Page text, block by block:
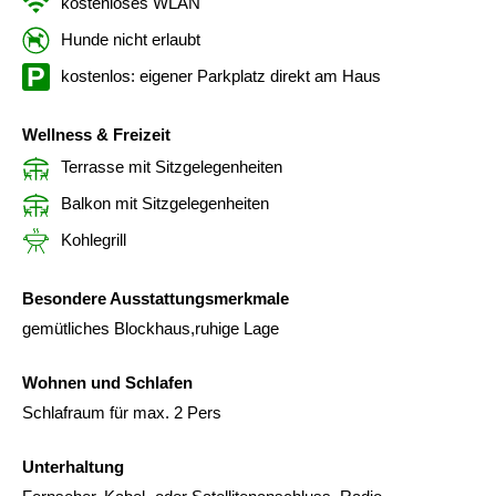
Hunde nicht erlaubt
kostenlos: eigener Parkplatz direkt am Haus
Wellness & Freizeit
Terrasse mit Sitzgelegenheiten
Balkon mit Sitzgelegenheiten
Kohlegrill
Besondere Ausstattungsmerkmale
gemütliches Blockhaus,ruhige Lage
Wohnen und Schlafen
Schlafraum für max. 2 Pers
Unterhaltung